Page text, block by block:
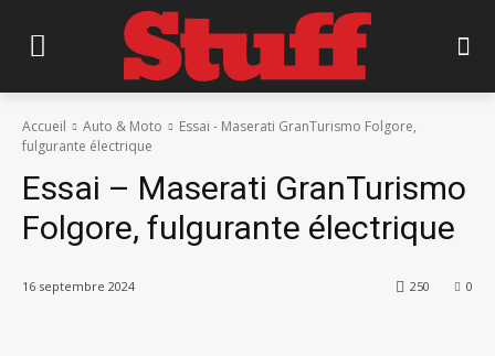
Accueil Auto & Moto
Essai - Maserati GranTurismo Folgore,
fulgurante électrique
Essai – Maserati GranTurismo
Folgore, fulgurante électrique
16 septembre 2024 0
250